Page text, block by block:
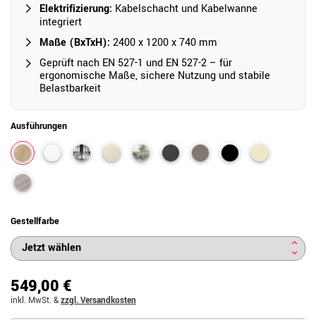
Elektrifizierung: Kabelschacht und Kabelwanne
integriert
Maße (BxTxH): 2400 x 1200 x 740 mm
Geprüft nach EN 527-1 und EN 527-2 – für
ergonomische Maße, sichere Nutzung und stabile
Belastbarkeit
Ausführungen
Gestellfarbe
549,00 €
inkl. MwSt. &zzgl. Versandkosten